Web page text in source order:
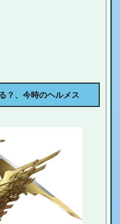
？、今時のヘルメス